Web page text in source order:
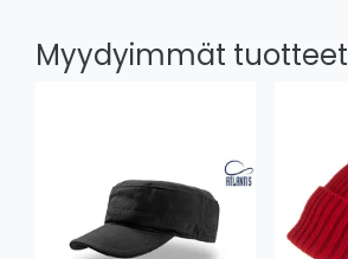
Myydyimmät tuotteet